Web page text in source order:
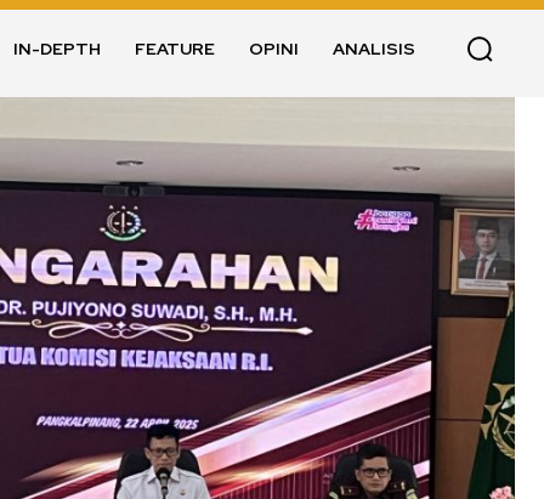
IN-DEPTH FEATURE OPINI ANALISIS